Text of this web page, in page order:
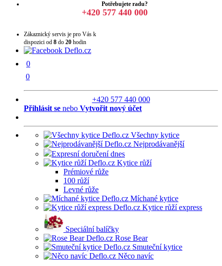
Potřebujete radu?
+420 577 440 000
Zákaznický servis je pro Vás k
dispozici od 8 do 20 hodin
0
0
+420 577 440 000
Přihlásit se nebo Vytvořit nový účet
Všechny kytice
Nejprodávanější
Expresní doručení dnes
Kytice růží
Prémiové růže
100 růží
Levné růže
Míchané kytice
Kytice růží express
Speciální balíčky
Rose Bear
Smuteční kytice
Něco navíc